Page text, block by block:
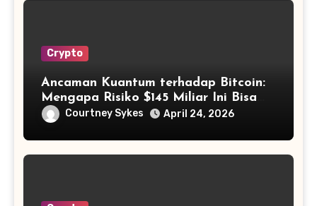
Crypto
Ancaman Kuantum terhadap Bitcoin:
Mengapa Risiko $145 Miliar Ini Bisa
Dikelola?
Courtney Sykes April 24, 2026